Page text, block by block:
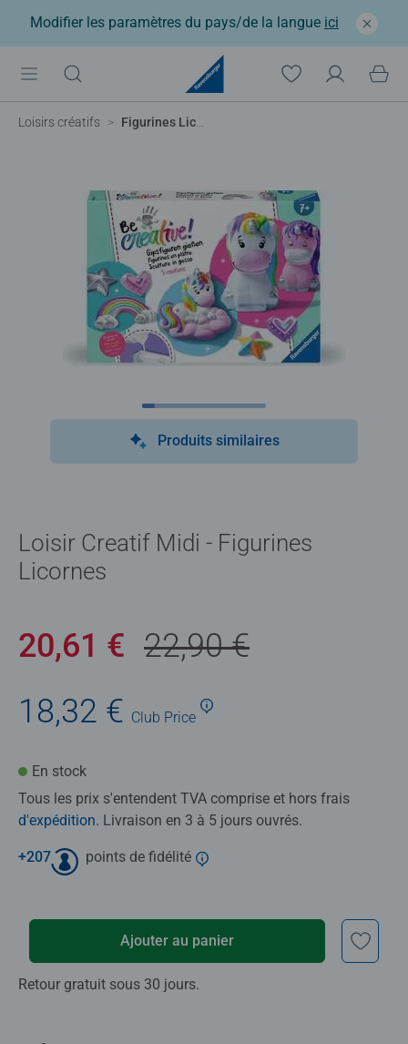
Modifier les paramètres du pays/de la langue ici
Loisirs créatifs Figurines Licornes
Produits similaires
Loisir Creatif Midi - Figurines
Licornes
20,61 € 22,90 €
18,32 € Club Price
En stock
Tous les prix s'entendent TVA comprise et hors frais
d'expédition. Livraison en 3 à 5 jours ouvrés.
+207 points de fidélité
Ajouter au panier
Retour gratuit sous 30 jours.